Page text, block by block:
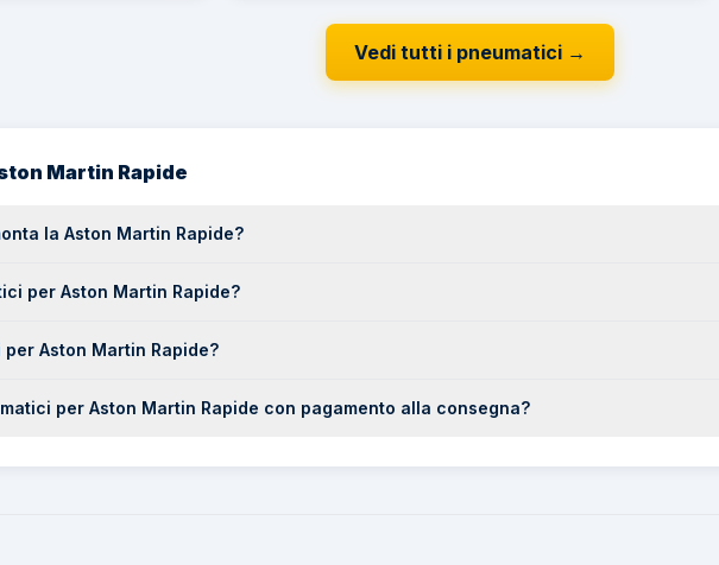
Vedi tutti i pneumatici→
Martin Rapide
la Aston Martin Rapide?
per Aston Martin Rapide?
Aston Martin Rapide?
per Aston Martin Rapide con pagamento alla consegna?